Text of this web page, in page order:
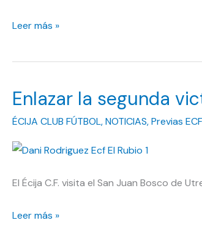
Los
encuentran
en
Utrera
Leer más »
Enlazar la segunda
ÉCIJA CLUB FÚTBOL,NOTICIAS,Previas ECF
El Écija C.F. visita el San Juan Bosco de
Enlazar
Leer más »